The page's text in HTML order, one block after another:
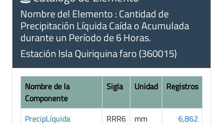
Nombre del Elemento : Cantidad de
Precipitación Líquida Caída o Acumulada
durante un Período de 6 Horas.
Estación Isla Quiriquina faro (360015)
Nombre de la
Componente
Sigla Unidad Registros
PrecipLíquida RRR6 mm
6,862